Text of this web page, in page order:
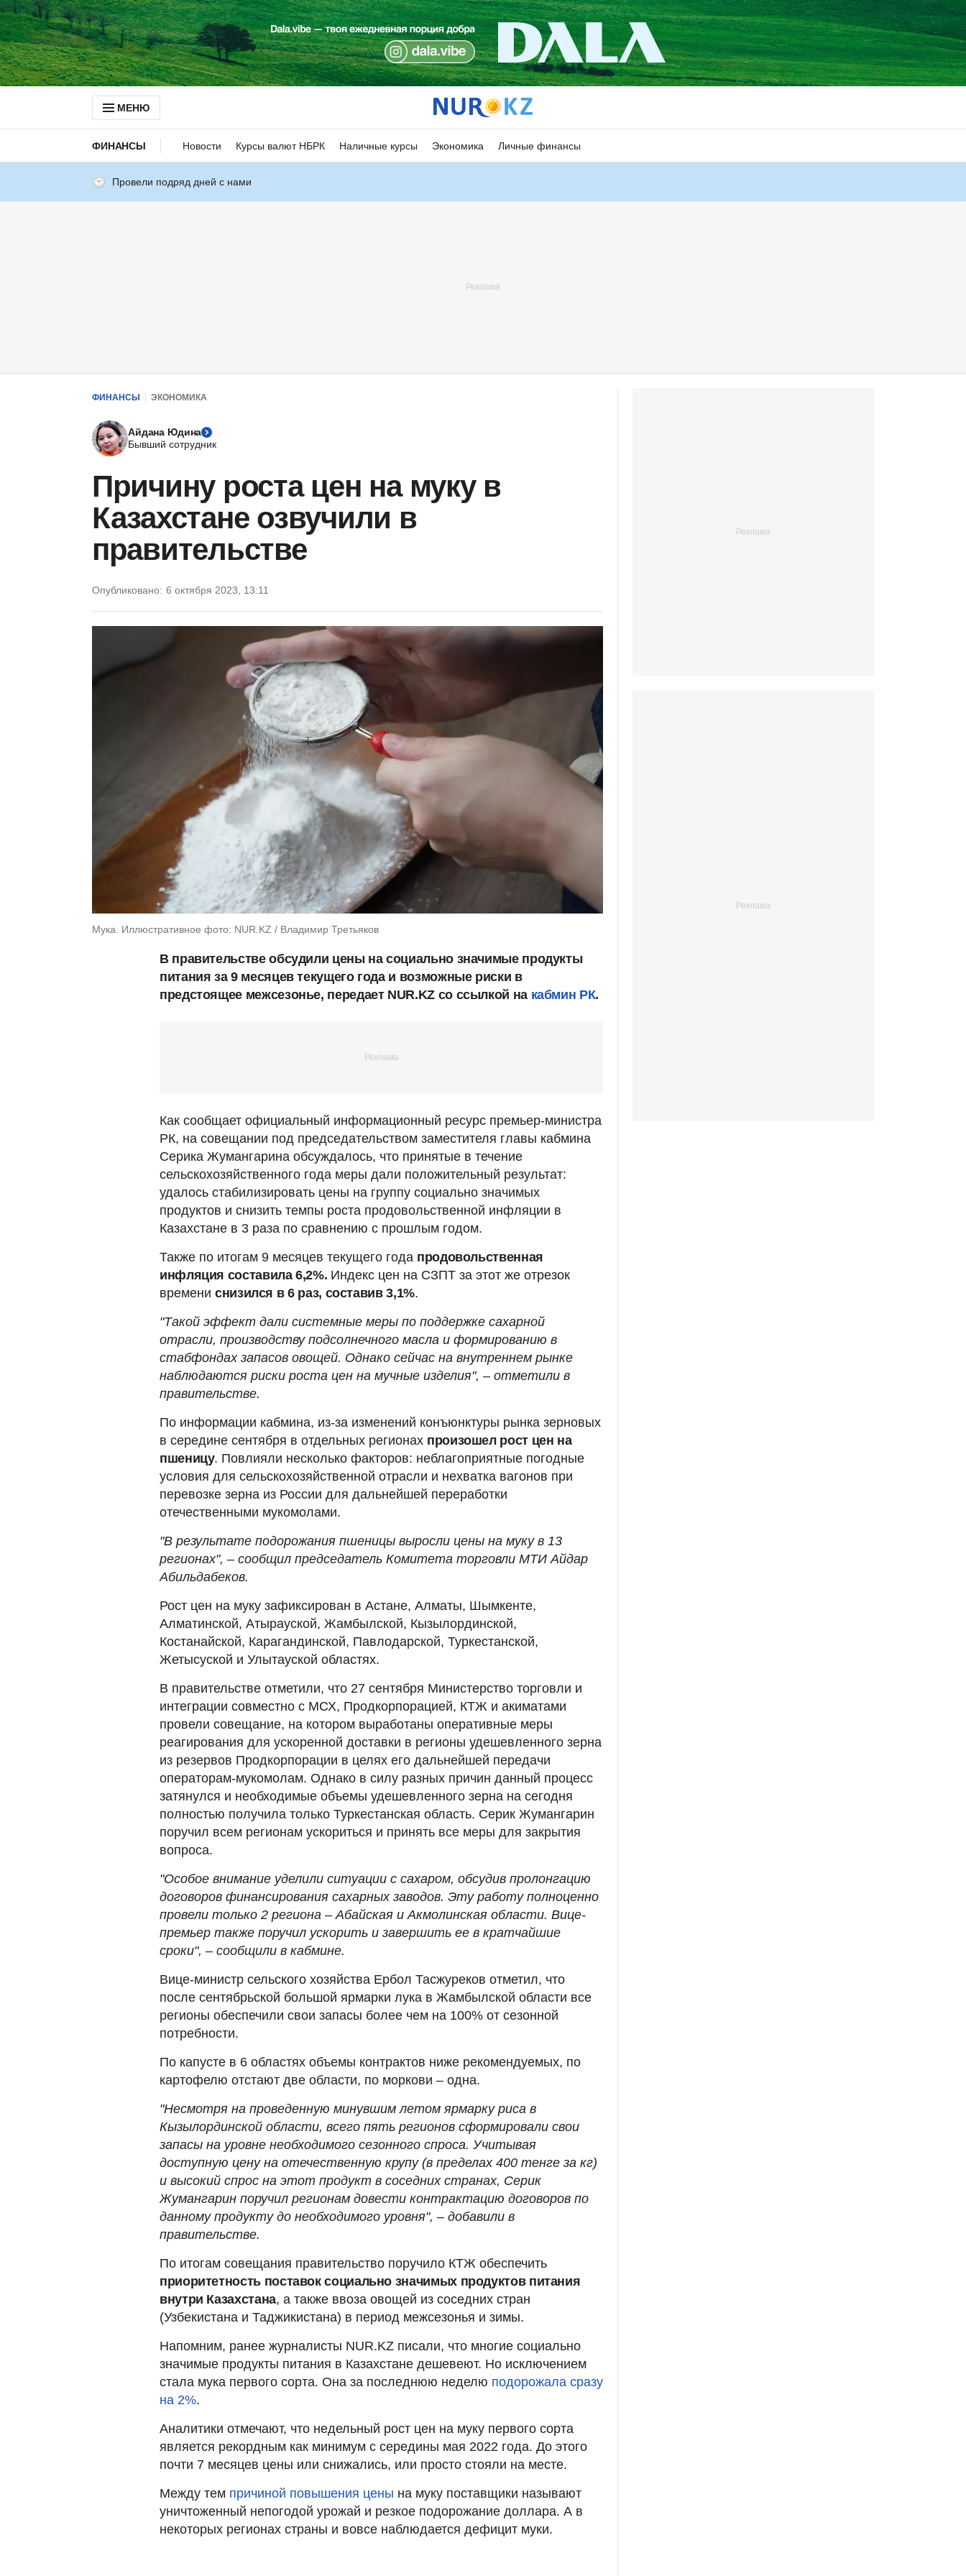
МЕНЮ
ФИНАНСЫ Новости Курсы валют НБРК Наличные курсы Экономика Личные финансы
Провели подряд дней с нами
ФИНАНСЫ ЭКОНОМИКА
Айдана Юдина
Бывший сотрудник
Причину роста цен на муку в
Казахстане озвучили в
правительстве
Опубликовано: 6 октября 2023, 13:11
Мука. Иллюстративное фото: NUR.KZ / Владимир Третьяков
В правительстве обсудили цены на социально значимые продукты
питания за 9 месяцев текущего года и возможные риски в
предстоящее межсезонье, передает NUR.KZ со ссылкой на кабмин РК.
Как сообщает официальный информационный ресурс премьер-министра
РК, на совещании под председательством заместителя главы кабмина
Серика Жумангарина обсуждалось, что принятые в течение
сельскохозяйственного года меры дали положительный результат:
удалось стабилизировать цены на группу социально значимых
продуктов и снизить темпы роста продовольственной инфляции в
Казахстане в 3 раза по сравнению с прошлым годом.
Также по итогам 9 месяцев текущего года продовольственная
инфляция составила 6,2%. Индекс цен на СЗПТ за этот же отрезок
времени снизился в 6 раз, составив 3,1%.
"Такой эффект дали системные меры по поддержке сахарной
отрасли, производству подсолнечного масла и формированию в
стабфондах запасов овощей. Однако сейчас на внутреннем рынке
наблюдаются риски роста цен на мучные изделия", – отметили в
правительстве.
По информации кабмина, из-за изменений конъюнктуры рынка зерновых
в середине сентября в отдельных регионах произошел рост цен на
пшеницу. Повлияли несколько факторов: неблагоприятные погодные
условия для сельскохозяйственной отрасли и нехватка вагонов при
перевозке зерна из России для дальнейшей переработки
отечественными мукомолами.
"В результате подорожания пшеницы выросли цены на муку в 13
регионах", – сообщил председатель Комитета торговли МТИ Айдар
Абильдабеков.
Рост цен на муку зафиксирован в Астане, Алматы, Шымкенте,
Алматинской, Атырауской, Жамбылской, Кызылординской,
Костанайской, Карагандинской, Павлодарской, Туркестанской,
Жетысуской и Улытауской областях.
В правительстве отметили, что 27 сентября Министерство торговли и
интеграции совместно с МСХ, Продкорпорацией, КТЖ и акиматами
провели совещание, на котором выработаны оперативные меры
реагирования для ускоренной доставки в регионы удешевленного зерна
из резервов Продкорпорации в целях его дальнейшей передачи
операторам-мукомолам. Однако в силу разных причин данный процесс
затянулся и необходимые объемы удешевленного зерна на сегодня
полностью получила только Туркестанская область. Серик Жумангарин
поручил всем регионам ускориться и принять все меры для закрытия
вопроса.
"Особое внимание уделили ситуации с сахаром, обсудив пролонгацию
договоров финансирования сахарных заводов. Эту работу полноценно
провели только 2 региона – Абайская и Акмолинская области. Вице-
премьер также поручил ускорить и завершить ее в кратчайшие
сроки", – сообщили в кабмине.
Вице-министр сельского хозяйства Ербол Тасжуреков отметил, что
после сентябрьской большой ярмарки лука в Жамбылской области все
регионы обеспечили свои запасы более чем на 100% от сезонной
потребности.
По капусте в 6 областях объемы контрактов ниже рекомендуемых, по
картофелю отстают две области, по моркови – одна.
"Несмотря на проведенную минувшим летом ярмарку риса в
Кызылординской области, всего пять регионов сформировали свои
запасы на уровне необходимого сезонного спроса. Учитывая
доступную цену на отечественную крупу (в пределах 400 тенге за кг)
и высокий спрос на этот продукт в соседних странах, Серик
Жумангарин поручил регионам довести контрактацию договоров по
данному продукту до необходимого уровня", – добавили в
правительстве.
По итогам совещания правительство поручило КТЖ обеспечить
приоритетность поставок социально значимых продуктов питания
внутри Казахстана, а также ввоза овощей из соседних стран
(Узбекистана и Таджикистана) в период межсезонья и зимы.
Напомним, ранее журналисты NUR.KZ писали, что многие социально
значимые продукты питания в Казахстане дешевеют. Но исключением
стала мука первого сорта. Она за последнюю неделю подорожала сразу
на 2%.
Аналитики отмечают, что недельный рост цен на муку первого сорта
является рекордным как минимум с середины мая 2022 года. До этого
почти 7 месяцев цены или снижались, или просто стояли на месте.
Между тем причиной повышения цены на муку поставщики называют
уничтоженный непогодой урожай и резкое подорожание доллара. А в
некоторых регионах страны и вовсе наблюдается дефицит муки.